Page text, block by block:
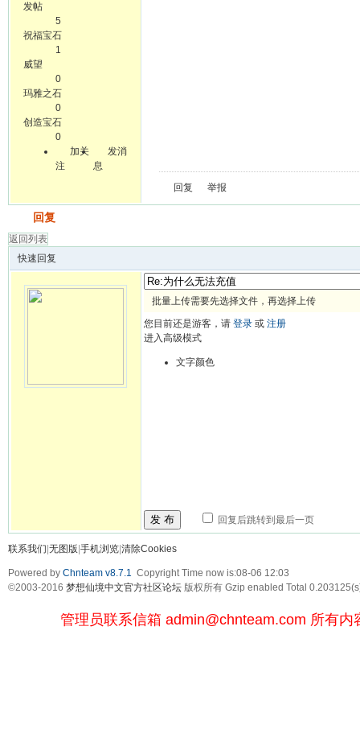
发帖
5
祝福宝石
1
威望
0
玛雅之石
0
创造宝石
0
加关
注
发消
息
回复 举报
回复
返回列表
快速回复
批量上传需要先选择文件，再选择上传
您目前还是游客，请 登录 或 注册
进入高级模式
文字颜色
发 布 回复后跳转到最后一页
联系我们 无图版 手机浏览 清除Cookies
Powered by Chnteam v8.7.1 Copyright Time now is:08-06 12:03
©2003-2016 梦想仙境中文官方社区论坛 版权所有 Gzip enabled Total
管理员联系信箱 admin@chnteam.com 所有内